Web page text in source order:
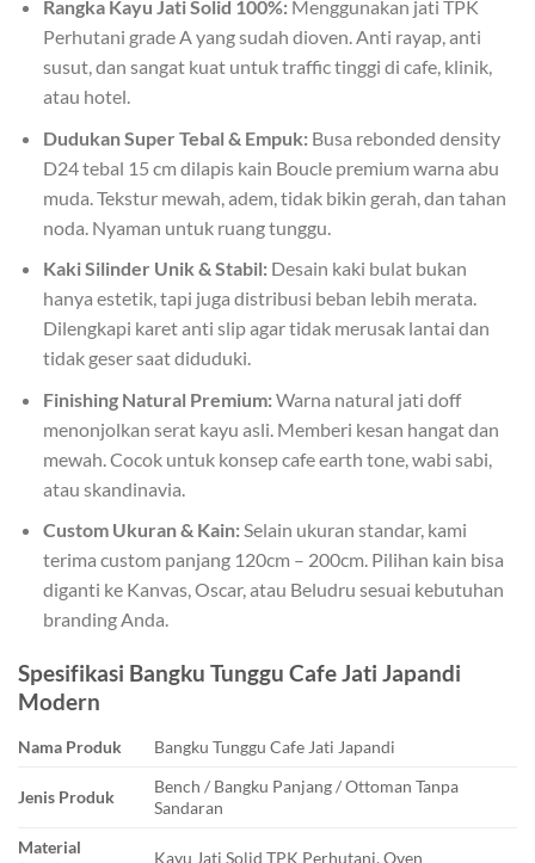
Rangka Kayu Jati Solid 100%:Menggunakan jati TPK
Perhutani grade A yang sudah dioven. Anti rayap, anti
susut, dan sangat kuat untuk traffic tinggi di cafe, klinik,
atau hotel.
Dudukan Super Tebal & Empuk:Busa rebonded density
D24 tebal 15 cm dilapis kain Boucle premium warna abu
muda. Tekstur mewah, adem, tidak bikin gerah, dan tahan
noda. Nyaman untuk ruang tunggu.
Kaki Silinder Unik & Stabil:Desain kaki bulat bukan
hanya estetik, tapi juga distribusi beban lebih merata.
Dilengkapi karet anti slip agar tidak merusak lantai dan
tidak geser saat diduduki.
Finishing Natural Premium:Warna natural jati doff
menonjolkan serat kayu asli. Memberi kesan hangat dan
mewah. Cocok untuk konsep cafe earth tone, wabi sabi,
atau skandinavia.
Custom Ukuran & Kain:Selain ukuran standar, kami
terima custom panjang 120cm – 200cm. Pilihan kain bisa
diganti ke Kanvas, Oscar, atau Beludru sesuai kebutuhan
branding Anda.
Spesifikasi Bangku Tunggu Cafe Jati Japandi
Modern
Nama Produk Bangku Tunggu Cafe Jati Japandi
Jenis Produk
Bench / Bangku Panjang / Ottoman Tanpa
Sandaran
Material
Kayu Jati Solid TPK Perhutani, Oven